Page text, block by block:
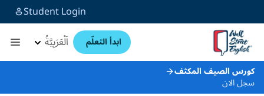
Student Login
ابدأ التعلّم اَلْعَرَبِيَّةُ
كورس الصيف المكثف
سجل الان